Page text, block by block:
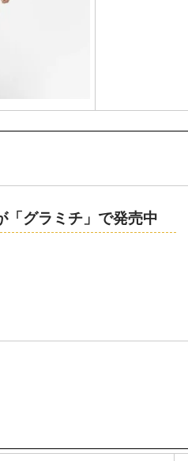
「グラミチ」で発売中